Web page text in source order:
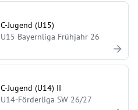
C-Jugend (U15)
U15 Bayernliga Frühjahr 26
C-Jugend (U14) II
U14-Förderliga SW 26/27